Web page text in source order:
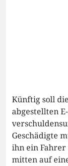
Künftig soll
abgestellten
Geschädigte
ihn ein
mitten auf